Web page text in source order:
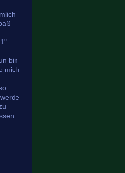
bin
mich